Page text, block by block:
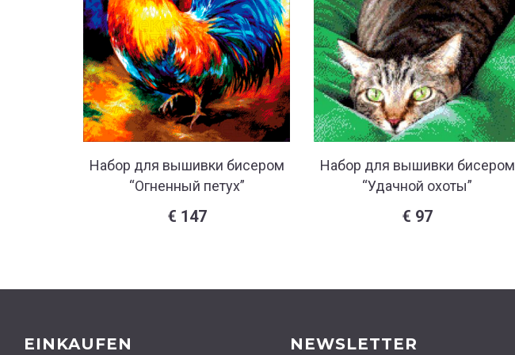
Набор для вышивки бисером
“Огненный петух”
€ 147
Набор для вышивки бисером
“Удачной охоты”
€ 97
EINKAUFEN NEWSLETTER